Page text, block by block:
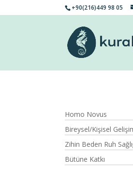
+90(216)449 98 05
Homo Novus
Bireysel/Kişisel
Zihin Beden Ruh
Bütüne Katkı